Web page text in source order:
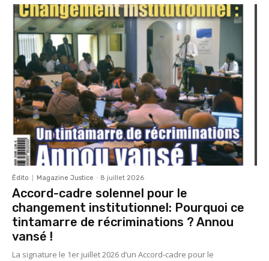
Édito Magazine Justice - 8 juillet 2026
Accord-cadre solennel pour le
changement institutionnel: Pourquoi ce
tintamarre de récriminations ? Annou
vansé !
La signature le 1er juillet 2026 d’un Accord-cadre pour le